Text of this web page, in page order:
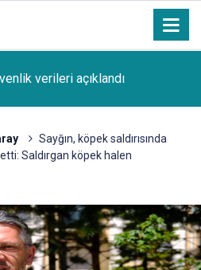
verileri açıklandı
Sayğın, köpek saldırısında
Saldırgan köpek halen